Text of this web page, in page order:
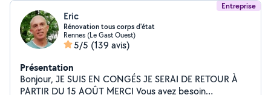
Entreprise
Eric
Rénovation tous corps d'état
Rennes (Le Gast Ouest)
5/5 (139 avis)
Présentation
Bonjour, JE SUIS EN CONGÉS JE SERAI DE RETOUR À
PARTIR DU 15 AOÛT MERCI Vous avez besoin